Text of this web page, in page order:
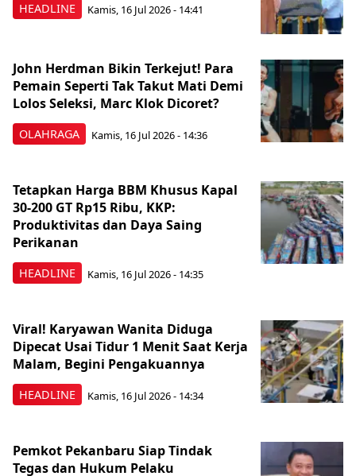
HEADLINE Kamis, 16 Jul 2026 - 14:41
OLAHRAGA
John Herdman Bikin Terkejut! Para
Pemain Seperti Tak Takut Mati Demi
Lolos Seleksi, Marc Klok Dicoret?
Kamis, 16 Jul 2026 - 14:36
HEADLINE
Tetapkan Harga BBM Khusus Kapal
30-200 GT Rp15 Ribu, KKP:
Produktivitas dan Daya Saing
Perikanan
Kamis, 16 Jul 2026 - 14:35
HEADLINE
Viral! Karyawan Wanita Diduga
Dipecat Usai Tidur 1 Menit Saat Kerja
Malam, Begini Pengakuannya
Kamis, 16 Jul 2026 - 14:34
Pemkot Pekanbaru Siap Tindak
Tegas dan Hukum Pelaku